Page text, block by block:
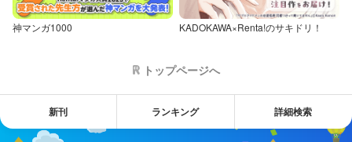
神マンガ1000 KADOKAWA×Renta!のサキドリ！
トップページへ
新刊 ランキング 詳細検索